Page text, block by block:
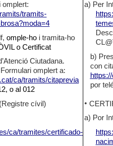
omplert:
tramits-
omple-hoi tramita-ho
o Certificat
Ciutadana.
omplerta:
ca/tramits/citaprevia
o al 012
a) Per
b)
con c
por
cívil)
ca/tramites/certificado-
•
a) Por